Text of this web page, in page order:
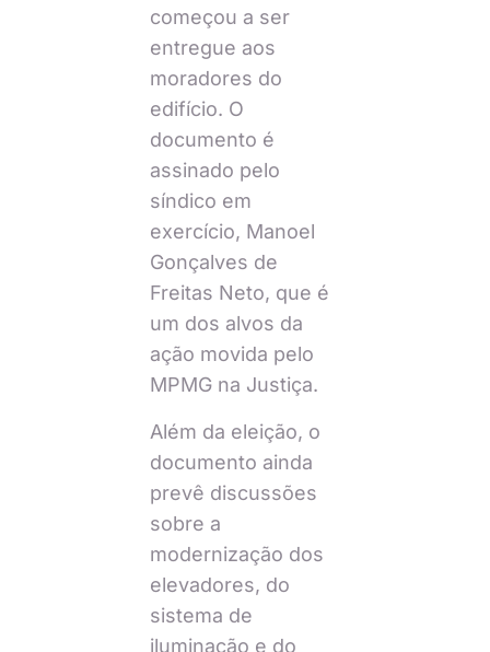
começou a ser
entregue aos
moradores do
edifício. O
documento é
assinado pelo
síndico em
exercício, Manoel
Gonçalves de
Freitas Neto, que é
um dos alvos da
ação movida pelo
MPMG na Justiça.
Além da eleição, o
documento ainda
prevê discussões
sobre a
modernização dos
elevadores, do
sistema de
iluminação e do